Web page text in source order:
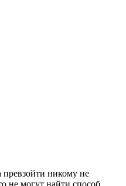
превзойти никому не
не могут найти способ